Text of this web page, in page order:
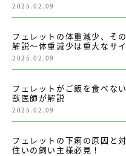
2025.02.09
フェレットの体重減少、そ
解説～体重減少は重大なサ
2025.02.09
フェレットがご飯を食べな
獣医師が解説
2025.02.09
フェレットの下痢の原因と
住いの飼い主様必見！